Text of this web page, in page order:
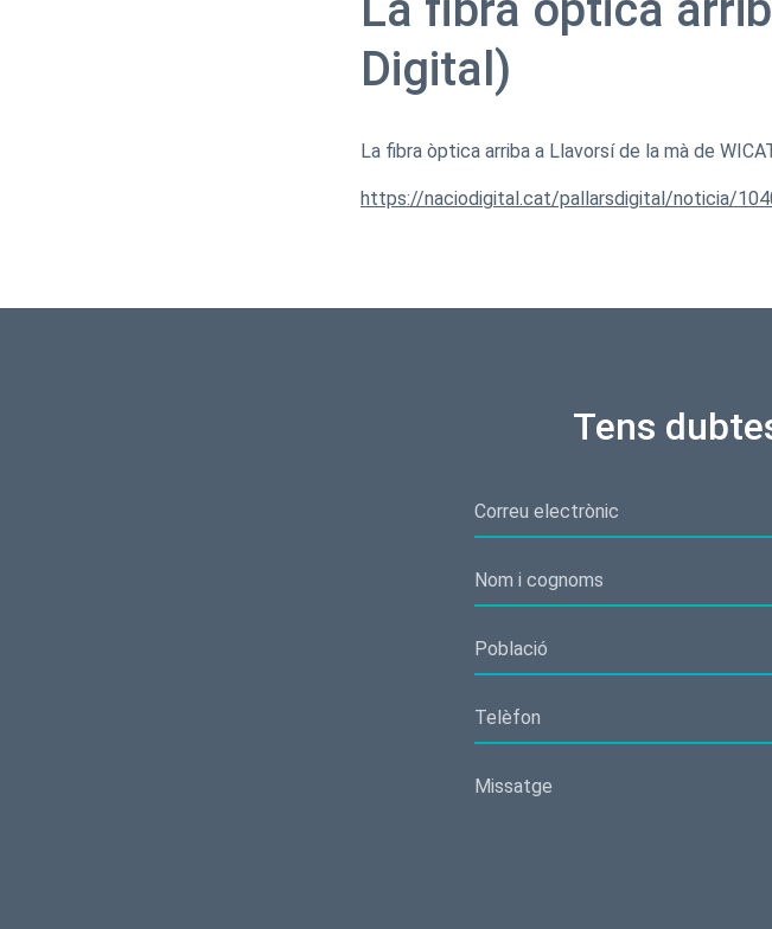
Digital)
La fibra òptica arriba a Llavorsí de la mà de
https://naciodigital.cat/pallarsdigital/noticia/
Tens